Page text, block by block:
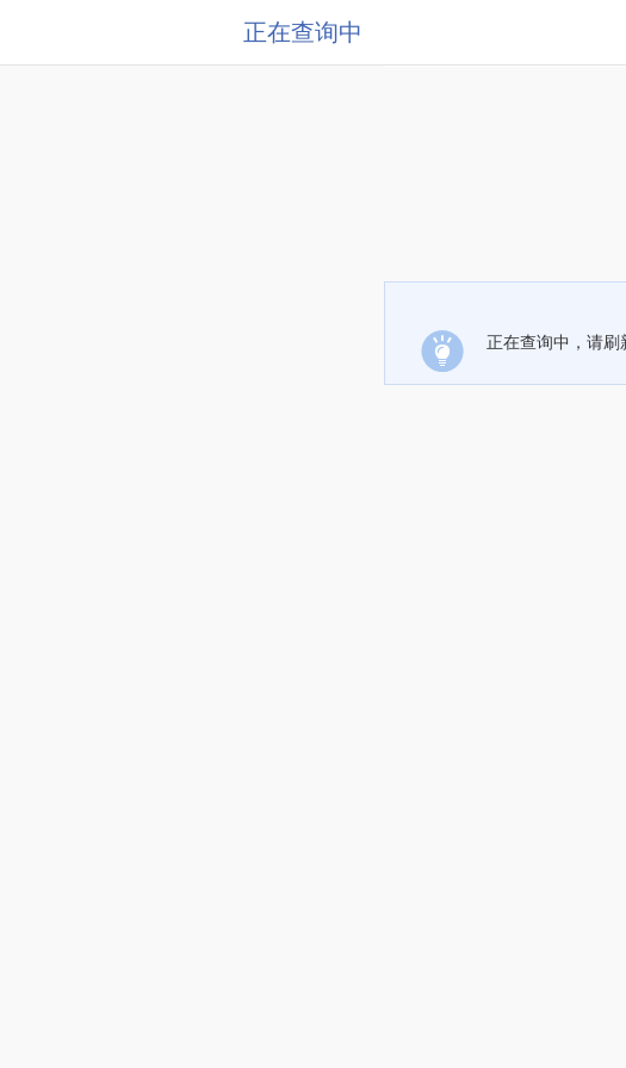
正在查询中
正在查询中，请刷